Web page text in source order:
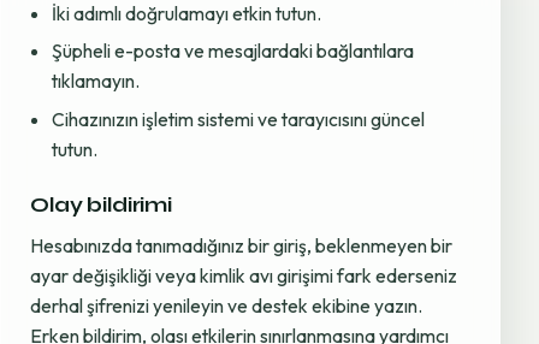
İki adımlı doğrulamayı etkin tutun.
Şüpheli e-posta ve mesajlardaki bağlantılara
tıklamayın.
Cihazınızın işletim sistemi ve tarayıcısını güncel
tutun.
Olay bildirimi
Hesabınızda tanımadığınız bir giriş, beklenmeyen bir
ayar değişikliği veya kimlik avı girişimi fark ederseniz
derhal şifrenizi yenileyin ve destek ekibine yazın.
Erken bildirim, olası etkilerin sınırlanmasına yardımcı